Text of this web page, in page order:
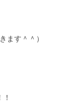
ます＾＾）